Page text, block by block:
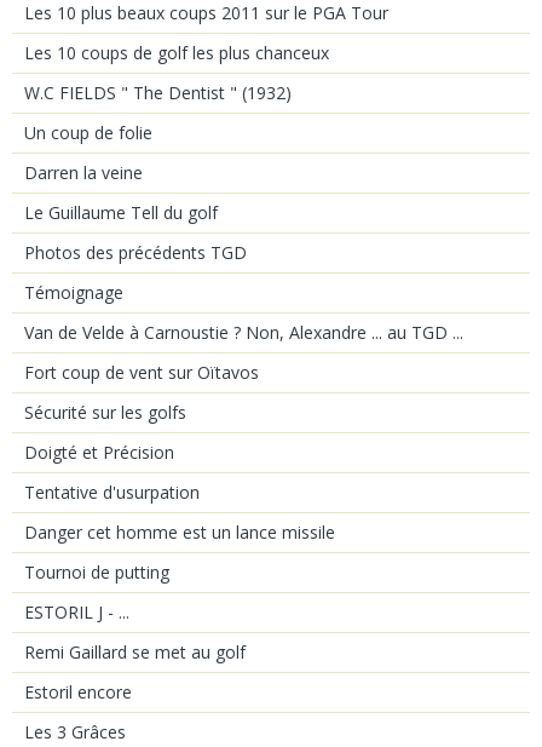
Les 10 plus beaux coups 2011 sur le PGA Tour
Les 10 coups de golf les plus chanceux
W.C FIELDS " The Dentist " (1932)
Un coup de folie
Darren la veine
Le Guillaume Tell du golf
Photos des précédents TGD
Témoignage
Van de Velde à Carnoustie ? Non, Alexandre ... au TGD ...
Fort coup de vent sur Oïtavos
Sécurité sur les golfs
Doigté et Précision
Tentative d'usurpation
Danger cet homme est un lance missile
Tournoi de putting
ESTORIL J - ...
Remi Gaillard se met au golf
Estoril encore
Les 3 Grâces